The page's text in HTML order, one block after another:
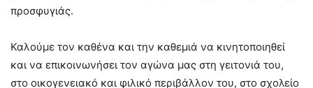
προσφυγιάς.
Καλούμε τον καθένα και την καθεμιά να κινητοποιηθεί
και να επικοινωνήσει τον αγώνα μας στη γειτονιά του,
στο οικογενειακό και φιλικό περιβάλλον του, στο σχολείο